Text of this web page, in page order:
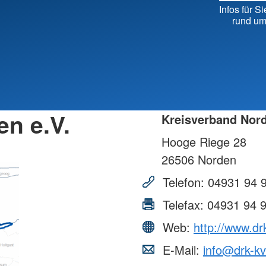
Infos für
rund
e.V.
Kreisverband
Hooge Riege 28
26506 Norden
Telefon: 04931 94
Telefax: 04931 94
Web: http://
E-Mail: info@drk-